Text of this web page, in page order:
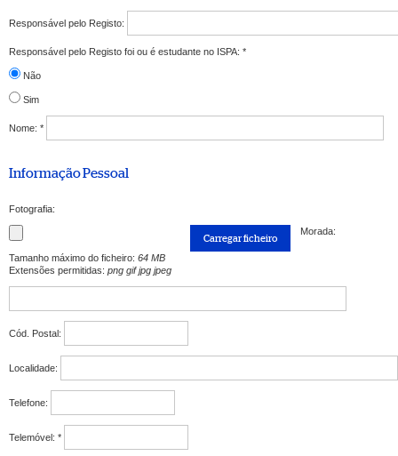
Responsável pelo Registo:
Responsável pelo Registo foi ou é estudante no ISPA: *
Não
Sim
Nome: *
Informação Pessoal
Fotografia:
Tamanho máximo do ficheiro: 64 MB
Extensões permitidas: png gif jpg jpeg
Morada:
Cód. Postal:
Localidade:
Telefone:
Telemóvel: *